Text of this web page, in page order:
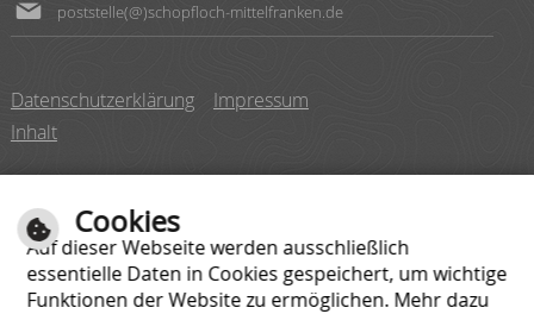
poststelle(@)schopfloch-mittelfranken.de
Datenschutzerklärung
Impressum
Inhalt
Montag
08:00 bis 12:00 Uhr
Cookies
Auf dieser Webseite werden ausschließlich
essentielle Daten in Cookies gespeichert, um wichtige
Funktionen der Website zu ermöglichen. Mehr dazu